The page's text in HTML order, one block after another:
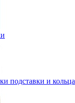
подставки и кольца